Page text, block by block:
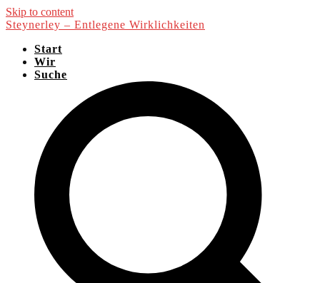
Skip to content
Steynerley – Entlegene Wirklichkeiten
Start
Wir
Suche